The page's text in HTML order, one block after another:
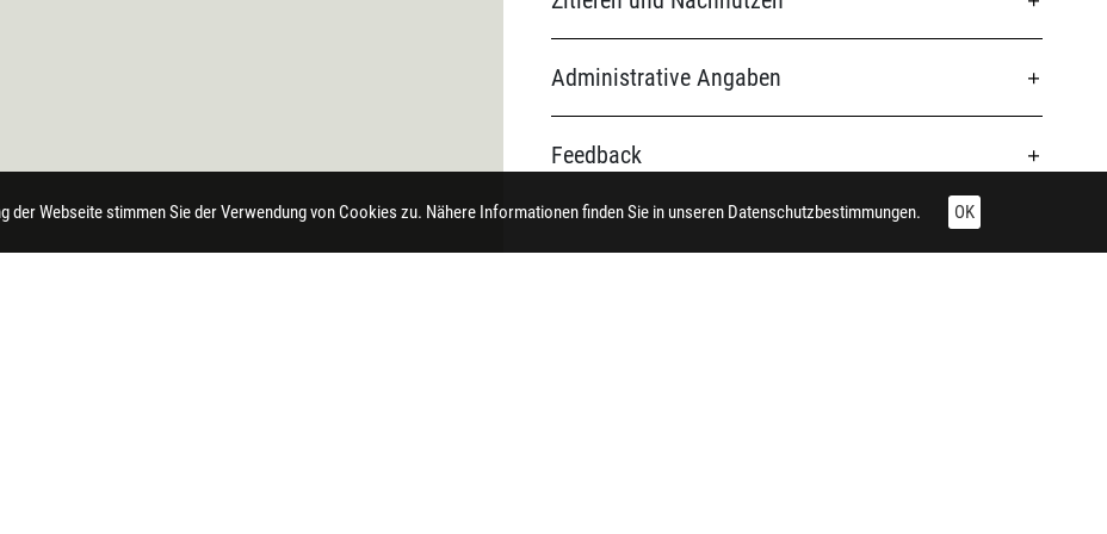
Administrative Angaben
Feedback
der Webseite stimmen Sie der Verwendung von Cookies zu. Nähere Informationen finden Sie in unseren Datenschutzbestimmungen. OK